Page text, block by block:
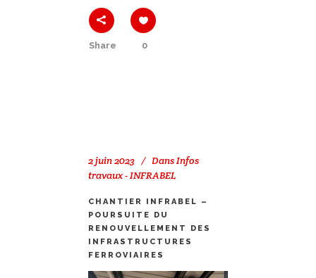
Share 0
2 juin 2023 DansInfos
travaux - INFRABEL
CHANTIER INFRABEL –
POURSUITE DU
RENOUVELLEMENT DES
INFRASTRUCTURES
FERROVIAIRES